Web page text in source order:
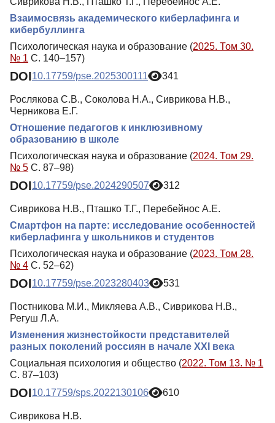
Взаимосвязь академического киберлафинга и
кибербуллинга
Психологическая наука и образование (2025. Том 30.
№ 1 С. 140–157)
DOI10.17759/pse.2025300111 341
Рослякова С.В., Соколова Н.А., Сиврикова Н.В.,
Черникова Е.Г.
Отношение педагогов к инклюзивному
образованию в школе
Психологическая наука и образование (2024. Том 29.
№ 5 С. 87–98)
DOI10.17759/pse.2024290507 312
Сиврикова Н.В., Пташко Т.Г., Перебейнос А.Е.
Смартфон на парте: исследование особенностей
киберлафинга у школьников и студентов
Психологическая наука и образование (2023. Том 28.
№ 4 С. 52–62)
DOI10.17759/pse.2023280403 531
Постникова М.И., Микляева А.В., Сиврикова Н.В.,
Регуш Л.А.
Изменения жизнестойкости представителей
разных поколений россиян в начале XXI века
Социальная психология и общество (2022. Том 13. № 1
С. 87–103)
DOI10.17759/sps.2022130106 610
Сиврикова Н.В.